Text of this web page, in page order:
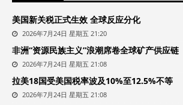
美国新关税正式生效 全球反应分化
2026年7月24日 星期五 21:20
非洲“资源民族主义”浪潮席卷全球矿产供应链
2026年7月24日 星期五 21:08
拉美18国受美国税率波及10%至12.5%不等
2026年7月24日 星期五 21:08